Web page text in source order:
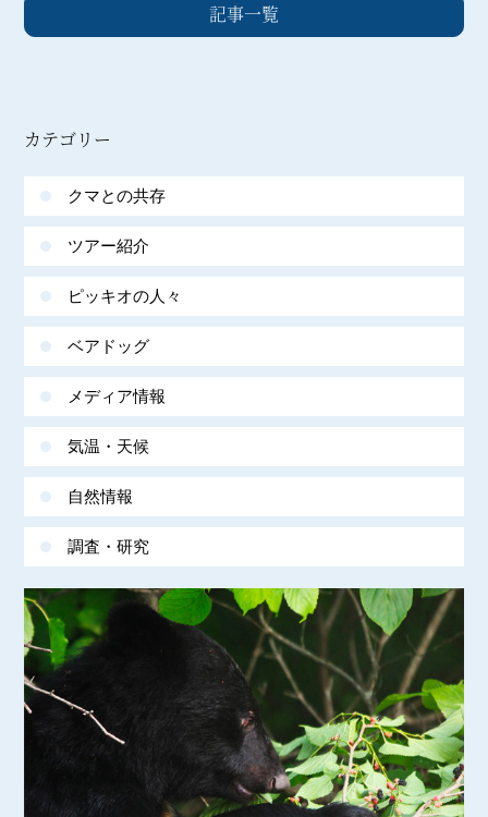
記事一覧
カテゴリー
クマとの共存
ツアー紹介
ピッキオの人々
ベアドッグ
メディア情報
気温・天候
自然情報
調査・研究